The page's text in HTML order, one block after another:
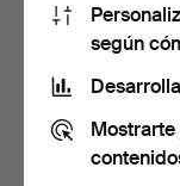
ANILLO, oro, 23K,
piedras sintéticas, …
Subastado 8 may
436 USD
según